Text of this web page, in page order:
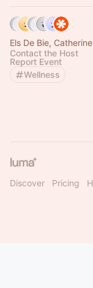
Els De Bie,
Contact the Host
Report Event
Wellness
Discover Pricing